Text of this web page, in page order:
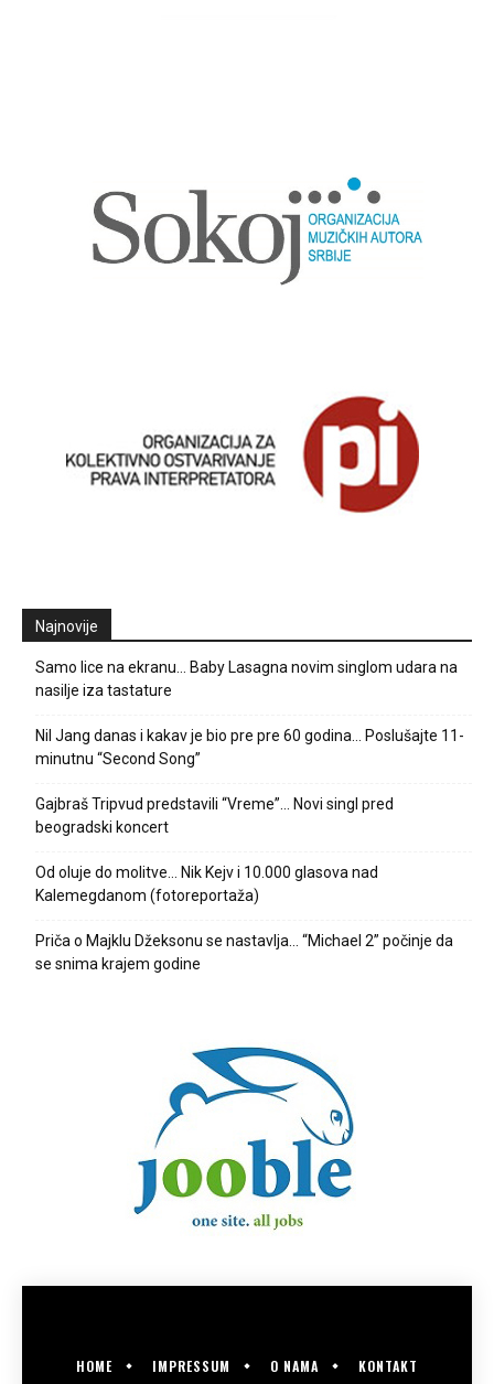
Najnovije
Samo lice na ekranu… Baby Lasagna novim singlom udara na
nasilje iza tastature
Nil Jang danas i kakav je bio pre pre 60 godina… Poslušajte 11-
minutnu “Second Song”
Gajbraš Tripvud predstavili “Vreme”… Novi singl pred
beogradski koncert
Od oluje do molitve… Nik Kejv i 10.000 glasova nad
Kalemegdanom (fotoreportaža)
Priča o Majklu Džeksonu se nastavlja… “Michael 2” počinje da
se snima krajem godine
HOME IMPRESSUM O NAMA KONTAKT